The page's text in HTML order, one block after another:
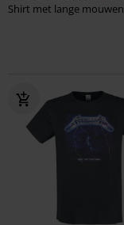
Shirt met lange mouwen